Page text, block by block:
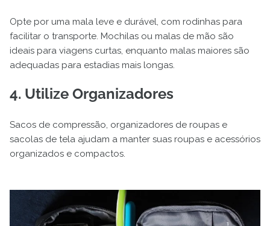
Opte por uma mala leve e durável, com rodinhas para
facilitar o transporte. Mochilas ou malas de mão são
ideais para viagens curtas, enquanto malas maiores são
adequadas para estadias mais longas.
4. Utilize Organizadores
Sacos de compressão, organizadores de roupas e
sacolas de tela ajudam a manter suas roupas e acessórios
organizados e compactos.